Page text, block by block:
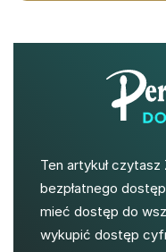
Ten artykuł
bezpłatnego
mieć dostęp do
wykupić dostęp